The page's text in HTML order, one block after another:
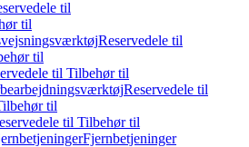
til
til
Reservedele til
til
til Tilbehør til
Reservedele til
til
til Tilbehør til
Fjernbetjeninger